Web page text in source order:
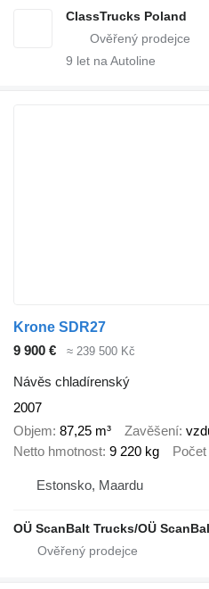
ClassTrucks Poland
9 let na Autoline
Krone SDR27
9 900 €
≈ 239 500 Kč
Návěs chladírenský
2007
Objem 87,25 m³ Zavěšení
Netto hmotnost 9 220 kg
Estonsko, Maardu
OÜ ScanBalt Trucks/OÜ